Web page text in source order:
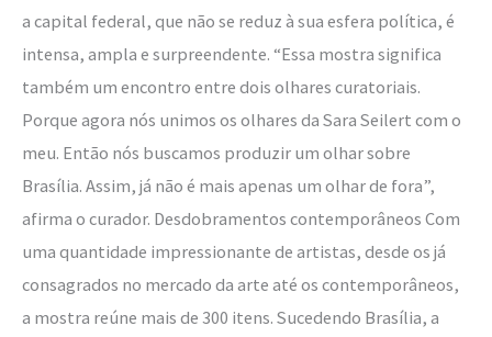
a capital federal, que não se reduz à sua esfera política, é
intensa, ampla e surpreendente. “Essa mostra significa
também um encontro entre dois olhares curatoriais.
Porque agora nós unimos os olhares da Sara Seilert com o
meu. Então nós buscamos produzir um olhar sobre
Brasília. Assim, já não é mais apenas um olhar de fora”,
afirma o curador. Desdobramentos contemporâneos Com
uma quantidade impressionante de artistas, desde os já
consagrados no mercado da arte até os contemporâneos,
a mostra reúne mais de 300 itens. Sucedendo Brasília, a